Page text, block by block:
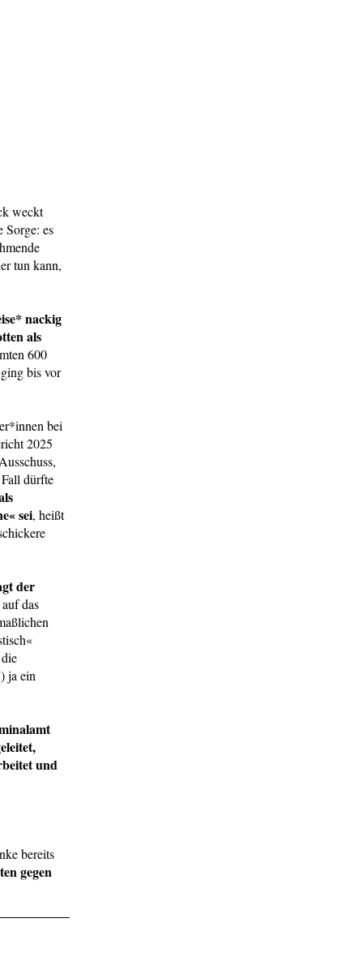
weckt
Sorge: es
tun kann,
nackig
als
600
bis vor
bei
2025
dürfte
sei, heißt
der
das
ja ein
und
bereits
gegen